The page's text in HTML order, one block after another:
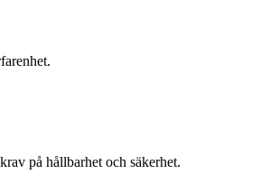
på hållbarhet och säkerhet.